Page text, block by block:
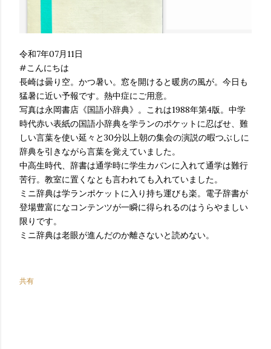
令和7年07月11日
#こんにちは
長崎は曇り空。かつ暑い。窓を開けると暖房の風が。今日も
猛暑に近い予報です。熱中症にご用意。
写真は永岡書店《国語小辞典》。これは1988年第4版。中学
時代赤い表紙の国語小辞典を学ランのポケットに忍ばせ、難
しい言葉を使い延々と30分以上朝の集会の演説の暇つぶしに
辞典を引きながら言葉を覚えていました。
中高生時代、辞書は通学時に学生カバンに入れて通学は難行
苦行。教室に置くなとも言われても入れていました。
ミニ辞典は学ランポケットに入り持ち運びも楽。電子辞書が
登場豊富になコンテンツが一瞬に得られるのはうらやましい
限りです。
ミニ辞典は老眼が進んだのか離さないと読めない。
共有